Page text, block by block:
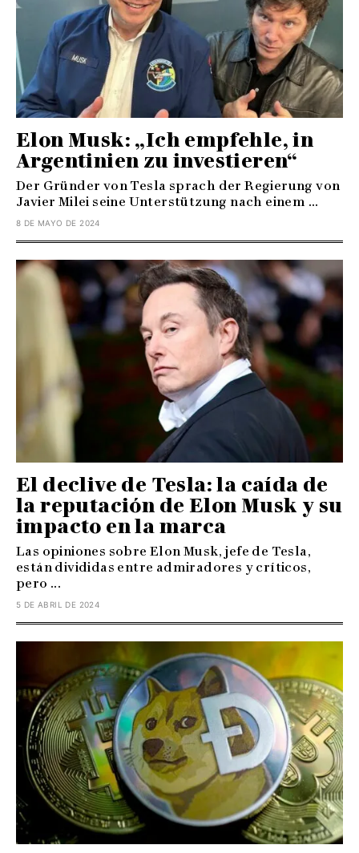
Elon Musk: „Ich empfehle, in
Argentinien zu investieren“
Der Gründer von Tesla sprach der Regierung von
Javier Milei seine Unterstützung nach einem ...
8 DE MAYO DE 2024
El declive de Tesla: la caída de
la reputación de Elon Musk y su
impacto en la marca
Las opiniones sobre Elon Musk, jefe de Tesla,
están divididas entre admiradores y críticos,
pero ...
5 DE ABRIL DE 2024